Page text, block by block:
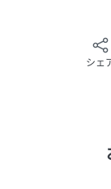
シェ